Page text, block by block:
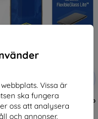
Vissa är
ska fungera
oss att analysera
och annonser.
kupong
FlexibleGlass Lite Oppo Reno
7 Hybrid Glass Lite
125 kr